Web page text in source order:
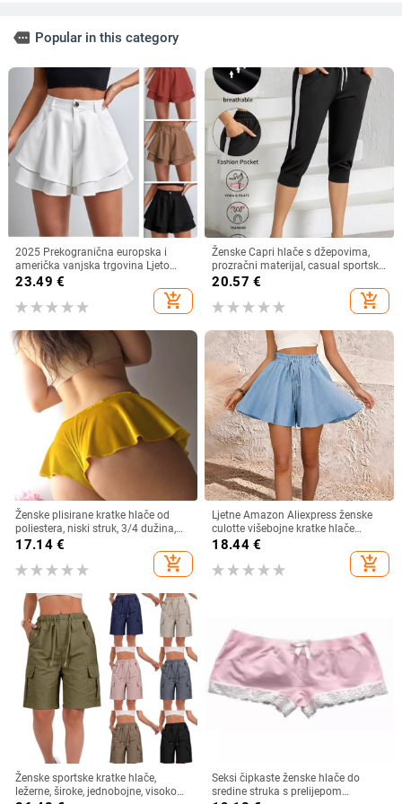
more Popular in this category
2025 Prekogranična europska i
američka vanjska trgovina Ljeto
Novi stil Ženske visoke struka
Dvoslojne labave modne ležerne
mikro hlače u jednoj boji
23.49 €
add_shopping_cart
Ženske Capri hlače s džepovima,
prozračni materijal, casual sportski
stil, kapri duljina, udoban kroj
20.57 €
add_shopping_cart
Ženske plisirane kratke hlače od
poliestera, niski struk, 3/4 dužina,
ulični stil
17.14€
add_shopping_cart
Ljetne Amazon Aliexpress ženske
culotte višebojne kratke hlače
suknja široki struk široke kratke
18.44€
add_shopping_cart
Ženske sportske kratke hlače,
ležerne, široke, jednobojne, visokog
Seksi čipkaste ženske hlače do
sredine struka s prelijepom